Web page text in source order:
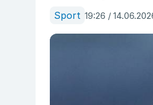
Sport 19:26 /